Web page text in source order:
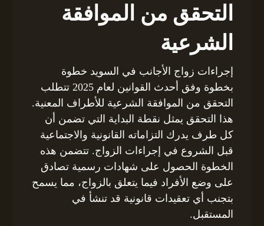
التحقق من الموافقة
الشرعية
إجراءات زواج الأجانب في السويد خطوة
بخطوة وفق أحدث القوانين لعام 2025 تتطلب
التحقق من الموافقة الشرعية للأطراف المعنية.
هذا التحقق يمثل نقطة البداية التي تضمن أن
كل طرف يدرك التزاماته القانونية والاجتماعية
قبل الشروع في إجراءات الزواج. تتضمن هذه
الخطوة الحصول على شهادات رسمية تصادق
على وضع الأفراد فيما يتعلق بالزواج، مما يسمح
بتجنب أي تعقيدات قانونية قد تنشأ في
المستقبل.